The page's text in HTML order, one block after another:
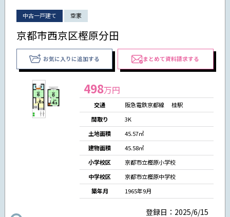
中古一戸建て 空家
京都市西京区樫原分田
お気に入りに追加する まとめて資料請求する
498万円
交通
阪急電鉄京都線 桂駅
間取り
3K
土地面積
45.57㎡
建物面積
45.58㎡
小学校区
京都市立樫原小学校
中学校区
京都市立樫原中学校
築年月
1965年9月
登録日：2025/6/15